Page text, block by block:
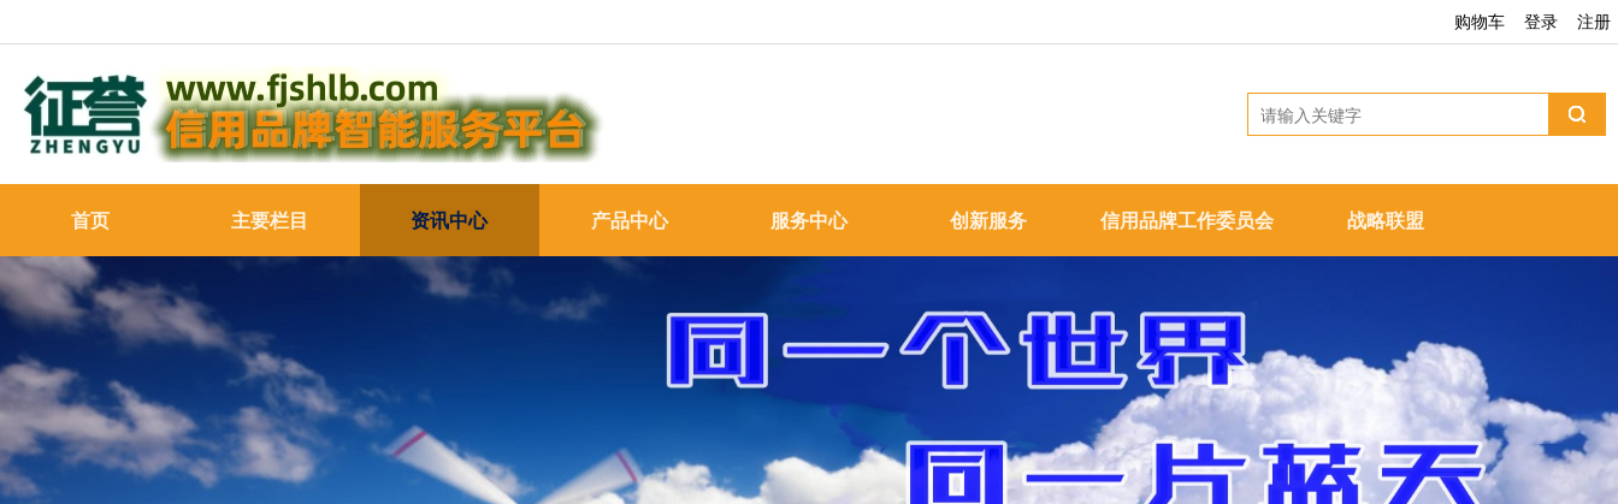
登录 注册
购物车
首页 主要栏目 资讯中心 产品中心 服务中心 创新服务 信用品牌工作委员会 战略联盟